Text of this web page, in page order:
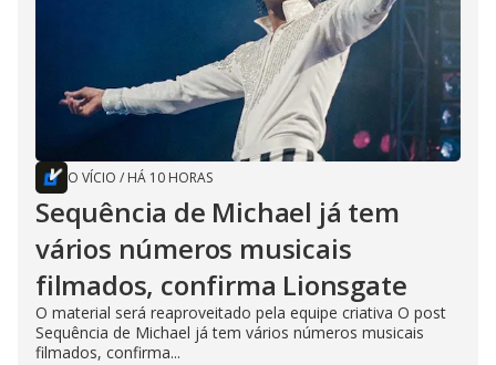
O VÍCIO / HÁ 10 HORAS
Sequência de Michael já tem
vários números musicais
filmados, confirma Lionsgate
O material será reaproveitado pela equipe criativa O post
Sequência de Michael já tem vários números musicais
filmados, confirma...